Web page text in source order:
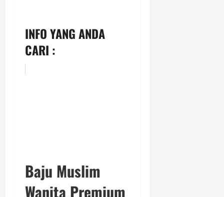
INFO YANG ANDA
CARI :
Baju Muslim
Wanita Premium